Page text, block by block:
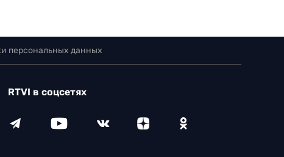
персональных данных
RTVI в соцсетях